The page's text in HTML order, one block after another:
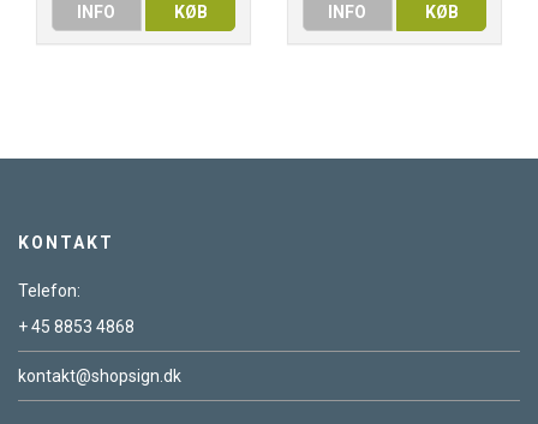
INFO KØB INFO KØB
KONTAKT
Telefon:
+ 45 8853 4868
kontakt@shopsign.dk